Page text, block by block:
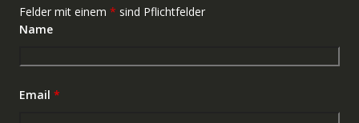
Felder mit einem * sind Pflichtfelder
Name
Email *